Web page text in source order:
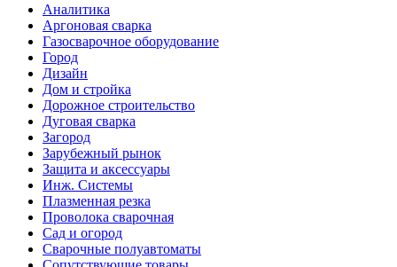
Аналитика
Аргоновая сварка
Газосварочное оборудование
Город
Дизайн
Дом и стройка
Дорожное строительство
Дуговая сварка
Загород
Зарубежный рынок
Защита и аксессуары
Инж. Системы
Плазменная резка
Проволока сварочная
Сад и огород
Сварочные полуавтоматы